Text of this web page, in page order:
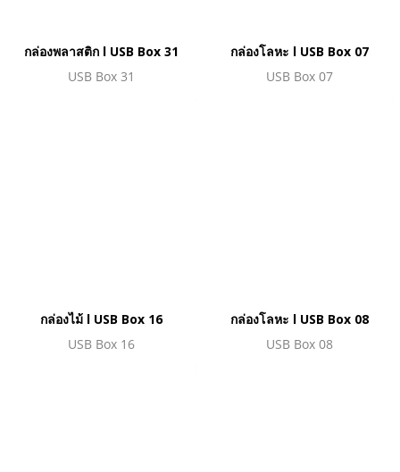
กล่องพลาสติก l USB Box 31
USB Box 31
กล่องโลหะ l USB Box 07
USB Box 07
กล่องไม้ l USB Box 16
USB Box 16
กล่องโลหะ l USB Box 08
USB Box 08